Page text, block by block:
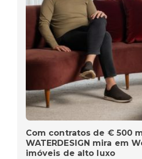
Com contratos de € 500
WATERDESIGN mira em
imóveis de alto luxo